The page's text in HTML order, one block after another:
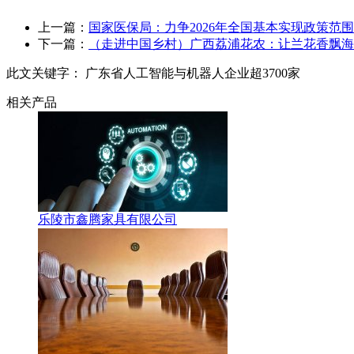
上一篇： 国家医保局：力争2026年全国基本实现政策范
下一篇：
（走进中国乡村）广西荔浦花农：让兰花香飘
此文关键字： 广东省人工智能与机器人企业超3700家
相关产品
乐陵市鑫腾家具有限公司